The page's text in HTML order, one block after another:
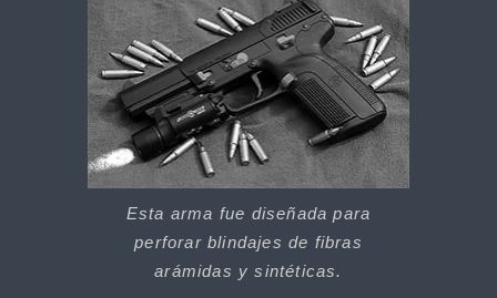
Esta arma fue diseñada para
perforar blindajes de fibras
arámidas y sintéticas.